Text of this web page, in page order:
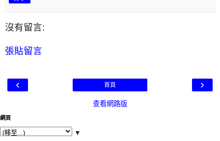
沒有留言:
張貼留言
‹ ›
首頁
查看網路版
網頁
▼